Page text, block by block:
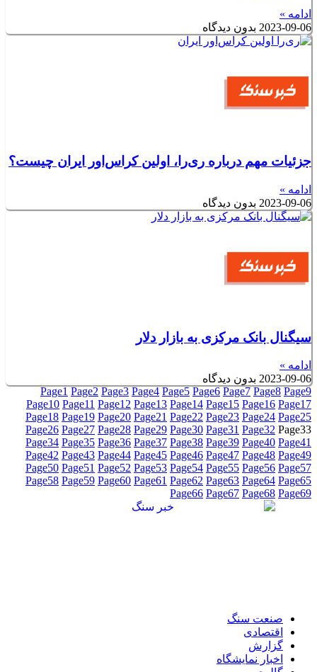
ادامه »
2023-09-06 بدون دیدگاه
جزئیات مهم درباره ری‌را، اولین کراس‌اور ایران چیست؟
ادامه »
2023-09-06 بدون دیدگاه
سیگنال بانک مرکزی به بازار دلار
ادامه »
2023-09-06 بدون دیدگاه
Page1 Page2 Page3 Page4 Page5 Page6 Page7 Page8 Page9
Page10 Page11 Page12 Page13 Page14 Page15 Page16 Page17
Page18 Page19 Page20 Page21 Page22 Page23 Page24 Page25
Page26 Page27 Page28 Page29 Page30 Page31 Page32 Page33
Page34 Page35 Page36 Page37 Page38 Page39 Page40 Page41
Page42 Page43 Page44 Page45 Page46 Page47 Page48 Page49
Page50 Page51 Page52 Page53 Page54 Page55 Page56 Page57
Page58 Page59 Page60 Page61 Page62 Page63 Page64 Page65
Page66 Page67 Page68 Page69
صنعت سنگ
اقتصادی
گزارش
اخبار نمایشگاه